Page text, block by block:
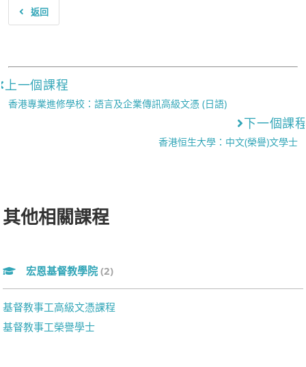
返回
上一個課程
香港專業進修學校：語言及企業傳訊高級文憑 (日語)
下一個課
香港恒生大學：中文(榮譽)文學士
其他相關課程
宏恩基督教學院 (2)
基督教事工高級文憑課程
基督教事工榮譽學士